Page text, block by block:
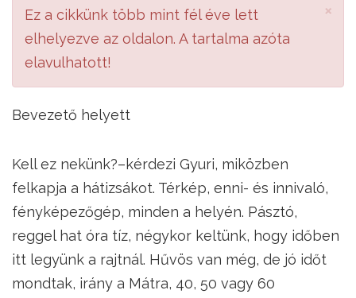
×
Ez a cikkünk több mint fél éve lett
elhelyezve az oldalon. A tartalma azóta
elavulhatott!
Bevezető helyett
Kell ez nekünk?–kérdezi Gyuri, miközben
felkapja a hátizsákot. Térkép, enni- és innivaló,
fényképezőgép, minden a helyén. Pásztó,
reggel hat óra tíz, négykor keltünk, hogy időben
itt legyünk a rajtnál. Hűvös van még, de jó időt
mondtak, irány a Mátra, 40, 50 vagy 60